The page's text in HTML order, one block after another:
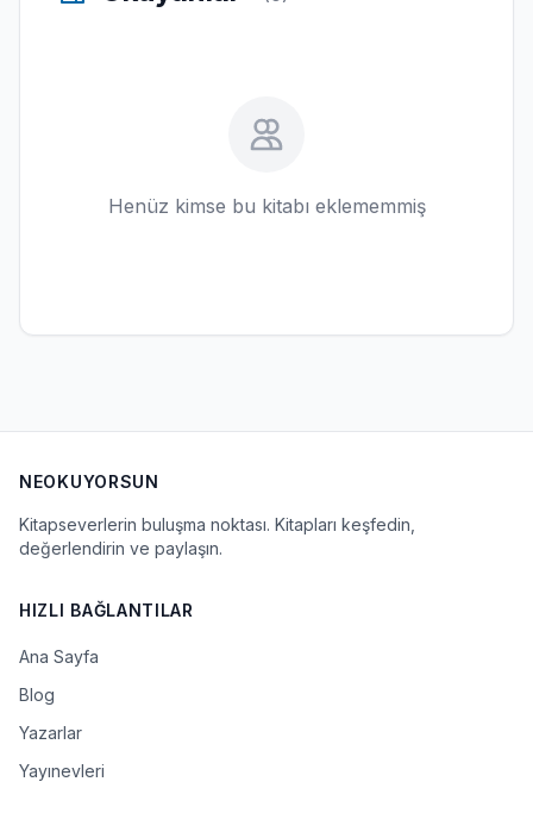
Henüz kimse bu kitabı eklememmiş
NEOKUYORSUN
Kitapseverlerin buluşma noktası. Kitapları keşfedin,
değerlendirin ve paylaşın.
HIZLI BAĞLANTILAR
Ana Sayfa
Blog
Yazarlar
Yayınevleri